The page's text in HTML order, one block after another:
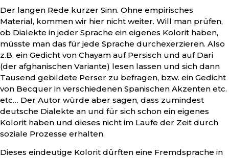
Der langen Rede kurzer Sinn. Ohne empirisches
Material, kommen wir hier nicht weiter. Will man prüfen,
ob Dialekte in jeder Sprache ein eigenes Kolorit haben,
müsste man das für jede Sprache durchexerzieren. Also
z.B. ein Gedicht von Chayam auf Persisch und auf Dari
(der afghanischen Variante) lesen lassen und sich dann
Tausend gebildete Perser zu befragen, bzw. ein Gedicht
von Becquer in verschiedenen Spanischen Akzenten etc.
etc… Der Autor würde aber sagen, dass zumindest
deutsche Dialekte an und für sich schon ein eigenes
Kolorit haben und dieses nicht im Laufe der Zeit durch
soziale Prozesse erhalten.
Dieses eindeutige Kolorit dürften eine Fremdsprache in